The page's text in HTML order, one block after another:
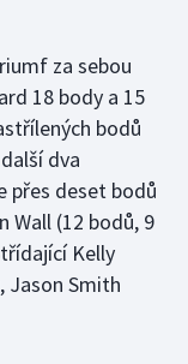
za sebou
18 body a 15
bodů
dva
přes deset bodů
Wall (12 bodů, 9
Kelly
Jason Smith